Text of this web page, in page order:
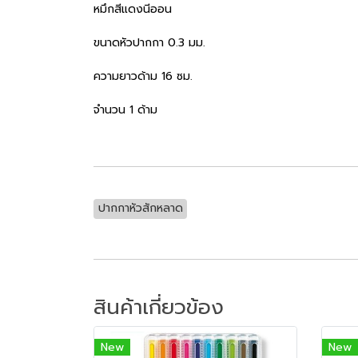
หมึกสีแดงนีออน
ขนาดหัวปากกา 0.3 มม.
ความยาวด้าม 16 ซม.
จำนวน 1 ด้าม
ปากกาหัวสักหลาด
สินค้าเกี่ยวข้อง
New New